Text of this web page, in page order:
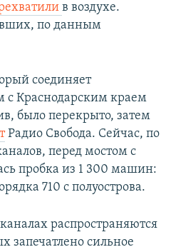
в воздухе.
по данным
соединяет
Краснодарским краем
было перекрыто, затем
Радио Свобода. Сейчас, по
перед мостом с
пробка из 1 300 машин:
710 с полуострова.
распространяются
запечатлено сильное